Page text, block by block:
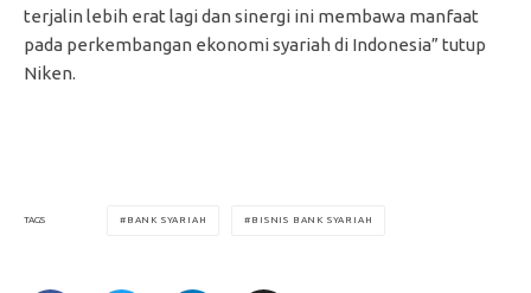
terjalin lebih erat lagi dan sinergi ini membawa manfaat
pada perkembangan ekonomi syariah di Indonesia” tutup
Niken.
TAGS BANK SYARIAH BISNIS BANK SYARIAH